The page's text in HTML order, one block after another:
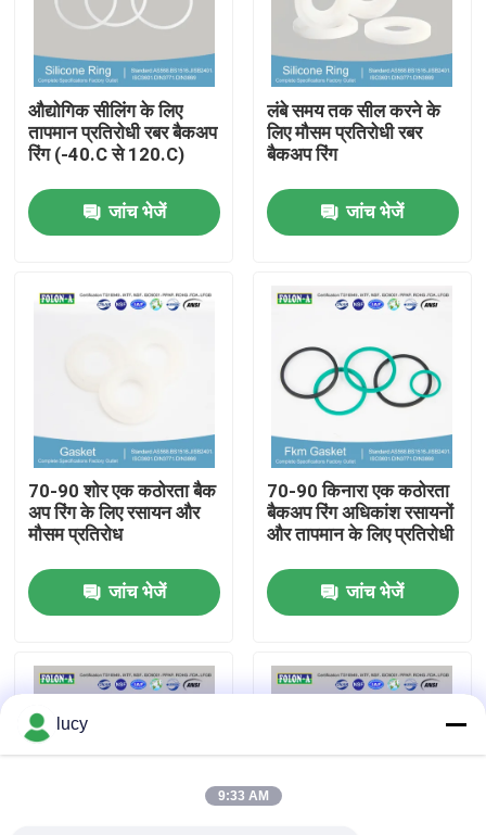
फैक्टरी यात्रा
गुणवत्ता नियंत्रण
हमसे संपर्क करें
समाचार
सभी मामलों
औद्योगिक सीलिंग के लिए
तापमान प्रतिरोधी रबर बैकअप
रिंग (-40.C से 120.C)
जांच भेजें
लंबे समय तक सील करने के
लिए मौसम प्रतिरोधी रबर
बैकअप रिंग
जांच भेजें
70-90 शोर एक कठोरता बैक
अप रिंग के लिए रसायन और
मौसम प्रतिरोध
जांच भेजें
70-90 किनारा एक कठोरता
बैकअप रिंग अधिकांश रसायनों
और तापमान के लिए प्रतिरोधी
जांच भेजें
lucy
9:33 AM